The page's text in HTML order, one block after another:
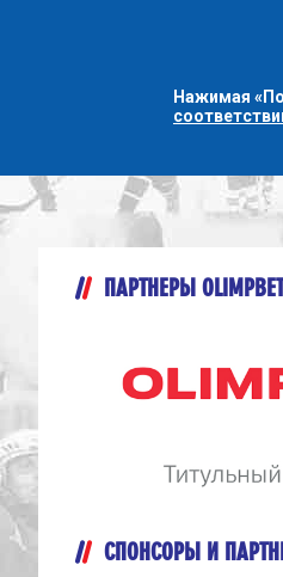
Нажимая
ПАРТНЕРЫ
СПОНСОРЫ И